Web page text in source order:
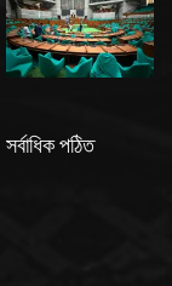
সর্বাধিক পঠিত